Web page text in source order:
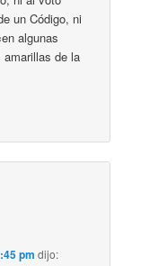
un Código, ni
algunas
de la
pm dijo: